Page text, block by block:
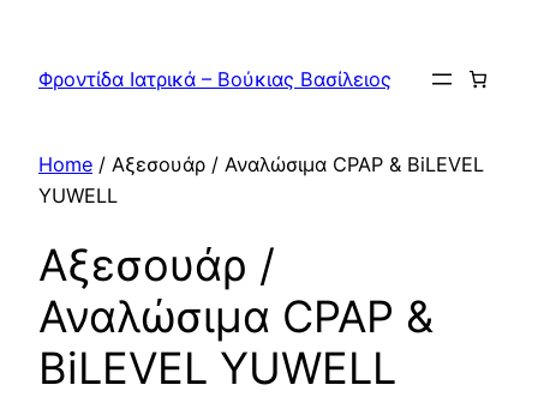
content
Φροντίδα Ιατρικά – Βούκιας Βασίλειος
Home / Αξεσουάρ / Αναλώσιμα CPAP & BiLEVEL
YUWELL
Αξεσουάρ /
Αναλώσιμα CPAP &
BiLEVEL YUWELL